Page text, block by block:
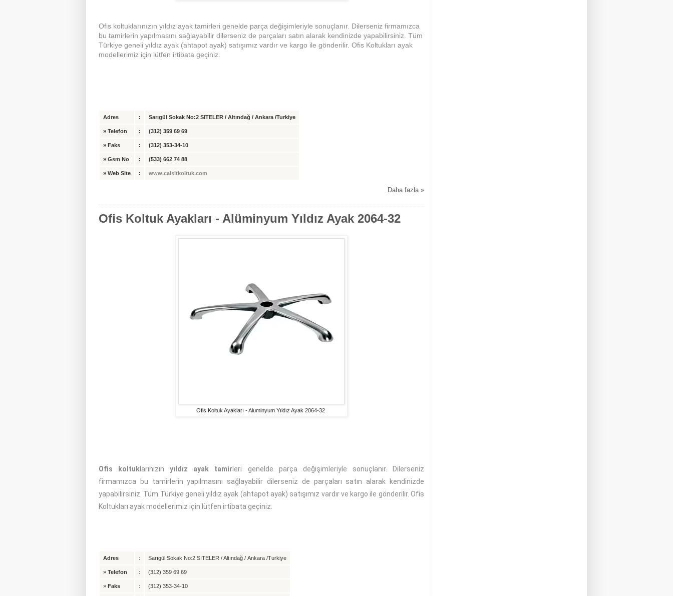
Ofis koltuklarınızın yıldız ayak tamirleri genelde parça değişimleriyle sonuçlanır. Dilerseniz firmamızca
bu tamirlerin yapılmasını sağlayabilir dilerseniz de parçaları satın alarak kendinizde yapabilirsiniz. Tüm
Türkiye geneli yıldız ayak (ahtapot ayak) satışımız vardır ve kargo ile gönderilir. Ofis Koltukları ayak
modellerimiz için lütfen irtibata geçiniz.
Adres : Sarıgül Sokak No:2 SITELER / Altındağ / Ankara /Turkiye
» Telefon : (312) 359 69 69
» Faks : (312) 353-34-10
» Gsm No : (533) 662 74 88
» Web Site : www.calsitkoltuk.com
Daha fazla »
Ofis Koltuk Ayakları - Alüminyum Yıldız Ayak 2064-32
Ofis Koltuk Ayakları - Aluminyum Yıldız Ayak 2064-32
Ofis koltuk larınızınyıldız ayak tamir leri genelde parça değişimleriyle sonuçlanır. Dilerseniz
firmamızca bu tamirlerin yapılmasını sağlayabilir dilerseniz de parçaları satın alarak kendinizde
yapabilirsiniz. Tüm Türkiye geneli yıldız ayak (ahtapot ayak) satışımız vardır ve kargo ile gönderilir. Ofis
Koltukları ayak modellerimiz için lütfen irtibata geçiniz.
Adres : Sarıgül Sokak No:2 SITELER / Altındağ / Ankara /Turkiye
» Telefon : (312) 359 69 69
» Faks : (312) 353-34-10